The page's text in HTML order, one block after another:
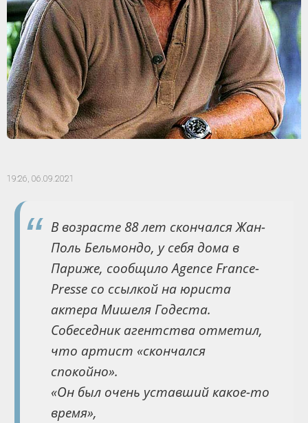
19:26, 06.09.2021
В возрасте 88 лет скончался Жан-
Поль Бельмондо, у себя дома в
Париже, сообщило Agence France-
Presse со ссылкой на юриста
актера Мишеля Годеста.
Собеседник агентства отметил,
что артист «скончался
спокойно».
«Он был очень уставший какое-то
время»,